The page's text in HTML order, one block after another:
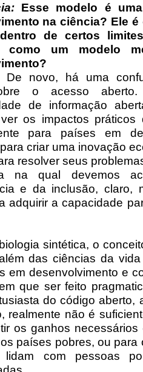
Esse modelo é
na ciência? Ele
de certos
como um modelo
De novo, há uma
o acesso
de informação
os impactos
para países em
criar uma inovação
resolver seus
na qual devemos
e da inclusão, claro,
adquirir a capacidade
sintética, o
das ciências da
em desenvolvimento e
que ser feito
do código
realmente não é
os ganhos
países pobres, ou
com pessoas